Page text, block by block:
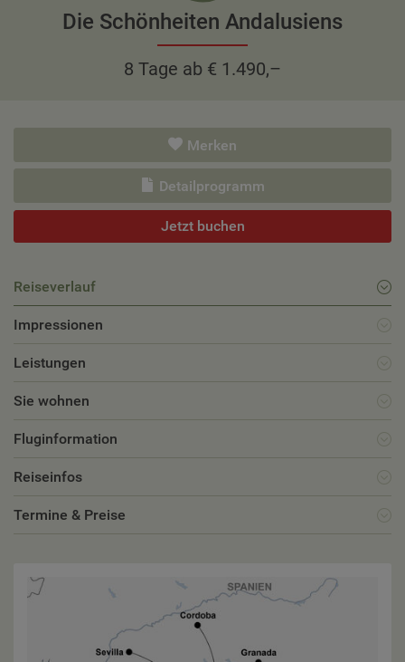
Die Schönheiten Andalusiens
8 Tage ab € 1.490,–
Merken
Detailprogramm
Jetzt buchen
Reiseverlauf
Impressionen
Leistungen
Sie wohnen
Fluginformation
Reiseinfos
Termine & Preise